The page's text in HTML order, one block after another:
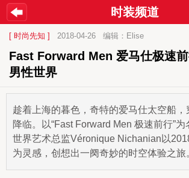
时装频道
[ 时尚先知 ] 2018-04-26 编辑：Elise
Fast Forward Men 爱马仕极速
男性世界
趁着上海的暮色，奇特的爱马仕太空船，
降临。以“Fast Forward Men 极速前行”
世界艺术总监Véronique Nichanian以
为灵感，创想出一阕奇妙的时空体验之旅